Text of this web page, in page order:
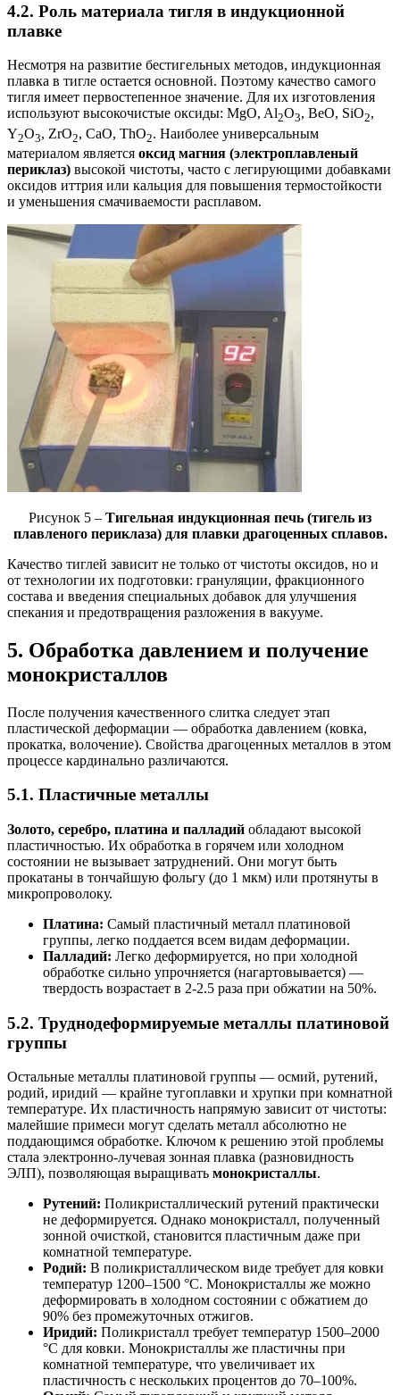
4.2. Роль материала тигля в индукционной
плавке
Несмотря на развитие бестигельных методов, индукционная
плавка в тигле остается основной. Поэтому качество самого
тигля имеет первостепенное значение. Для их изготовления
используют высокочистые оксиды: MgO, Al2O3, BeO, SiO2,
Y2O3, ZrO2, CaO, ThO2. Наиболее универсальным
материалом является оксид магния (электроплавленый
периклаз) высокой чистоты, часто с легирующими добавками
оксидов иттрия или кальция для повышения термостойкости
и уменьшения смачиваемости расплавом.
Рисунок 5 – Тигельная индукционная печь (тигель из
плавленого периклаза) для плавки драгоценных сплавов.
Качество тиглей зависит не только от чистоты оксидов, но и
от технологии их подготовки: грануляции, фракционного
состава и введения специальных добавок для улучшения
спекания и предотвращения разложения в вакууме.
5. Обработка давлением и получение
монокристаллов
После получения качественного слитка следует этап
пластической деформации — обработка давлением (ковка,
прокатка, волочение). Свойства драгоценных металлов в этом
процессе кардинально различаются.
5.1. Пластичные металлы
Золото, серебро, платина и палладий обладают высокой
пластичностью. Их обработка в горячем или холодном
состоянии не вызывает затруднений. Они могут быть
прокатаны в тончайшую фольгу (до 1 мкм) или протянуты в
микропроволоку.
Платина: Самый пластичный металл платиновой
группы, легко поддается всем видам деформации.
Палладий: Легко деформируется, но при холодной
обработке сильно упрочняется (нагартовывается) —
твердость возрастает в 2-2.5 раза при обжатии на 50%.
5.2. Труднодеформируемые металлы платиновой
группы
Остальные металлы платиновой группы — осмий, рутений,
родий, иридий — крайне тугоплавки и хрупки при комнатной
температуре. Их пластичность напрямую зависит от чистоты:
малейшие примеси могут сделать металл абсолютно не
поддающимся обработке. Ключом к решению этой проблемы
стала электронно-лучевая зонная плавка (разновидность
ЭЛП), позволяющая выращивать монокристаллы.
Рутений: Поликристаллический рутений практически
не деформируется. Однако монокристалл, полученный
зонной очисткой, становится пластичным даже при
комнатной температуре.
Родий: В поликристаллическом виде требует для ковки
температур 1200–1500 °С. Монокристаллы же можно
деформировать в холодном состоянии с обжатием до
90% без промежуточных отжигов.
Иридий: Поликристалл требует температур 1500–2000
°С для ковки. Монокристаллы же пластичны при
комнатной температуре, что увеличивает их
пластичность с нескольких процентов до 70–100%.